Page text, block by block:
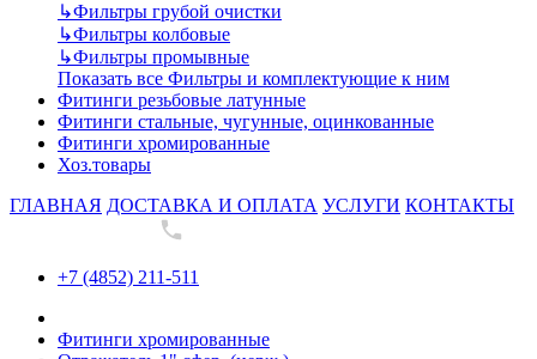
↳Фильтры грубой очистки
↳Фильтры колбовые
↳Фильтры промывные
Показать все Фильтры и комплектующие к ним
Фитинги резьбовые латунные
Фитинги стальные, чугунные, оцинкованные
Фитинги хромированные
Хоз.товары
ГЛАВНАЯ ДОСТАВКА И ОПЛАТА УСЛУГИ КОНТАКТЫ
+7 (4852) 211-511
Фитинги хромированные